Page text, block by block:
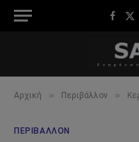
X
Αρχική » Περιβάλλον »
ΠΕΡΙΒΆΛΛΟΝ